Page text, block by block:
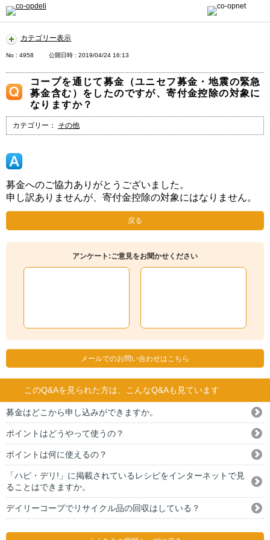
カテゴリー表示
No : 4958 公開日時 : 2019/04/24 16:13
コープを通じて募金（ユニセフ募金・地震の緊急
募金含む）をしたのですが、寄付金控除の対象に
なりますか？
カテゴリー： その他
募金へのご協力ありがとうございました。
申し訳ありませんが、寄付金控除の対象にはなりません。
戻る
アンケート:ご意見をお聞かせください
メールでのお問い合わせはこちら
このQ&Aを見られた方は、こんなQ&Aも見ています
募金はどこから申し込みができますか。
ポイントはどうやって使うの？
ポイントは何に使えるの？
「ハピ・デリ!」に掲載されているレシピをインターネットで見
ることはできますか。
デイリーコープでリサイクル品の回収はしている？